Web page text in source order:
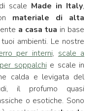
scale Made in Italy,
materiale di alta
a casa tua in base
ambienti. Le nostre
per interni, scale a
soppalchie scale in
calda e levigata del
il profumo quasi
o esotiche. Sono